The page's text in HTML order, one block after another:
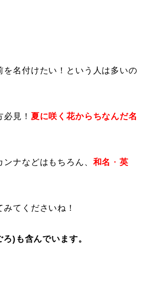
を名付けたい！という人は多いの
見！ 夏に咲く花からちなんだ名
ナなどはもちろん、 和名 ・英
てくださいね！
)も含んでいます。